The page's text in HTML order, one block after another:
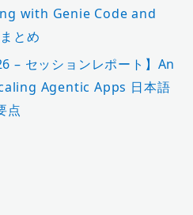
with Genie Code and
とめ
– セッションレポート】An
Agentic Apps 日本語
点